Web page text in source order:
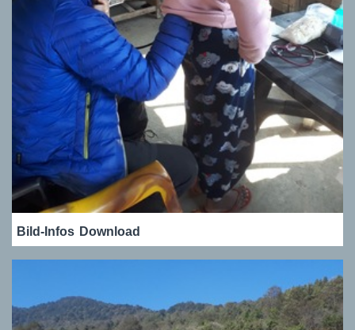
Bild-Infos Download